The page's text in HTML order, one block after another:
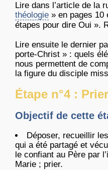
Lire dans l’article de la
théologie » en pages 10
étapes pour dire Oui ».
Lire ensuite le dernier
porte-Christ » : quels
nous permettent de
la figure du disciple
Étape n°4 :
Objectif de cette
Déposer, recueillir
qui a été partagé et
le confiant au Père par
Marie ; prier.